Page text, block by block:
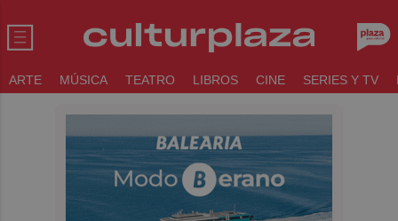
ARTE MÚSICA TEATRO LIBROS CINE SERIES Y TV